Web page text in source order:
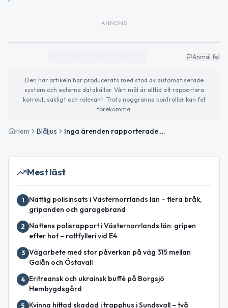
ANNONS
Anmäl fel
Den här artikeln har producerats med stöd av automatiserade
system och externa datakällor. Vårt mål är alltid att rapportera
korrekt, sakligt och relevant. Trots noggranna kontroller kan fel
förekomma.
Hem Blåljus Inga ärenden rapporterade under natten i Västernorrlands län
Mest läst
1
Nattlig polisinsats i Västernorrlands län – flera bråk,
gripanden och garagebrand
2
Nattens polisrapport i Västernorrlands län: gripen
efter hot – rattfylleri vid E4
3 Vägarbete med stor påverkan på väg 315 mellan
Galån och Östavall
4
Eritreansk och ukrainsk buffé på Borgsjö
Hembygdsgård
5 Kvinna hittad skadad i trapphus i Sundsvall – två